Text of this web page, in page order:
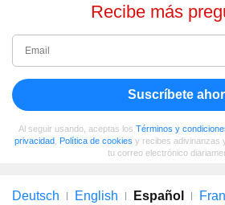
Recibe más
Suscríbete
Al seguir usando, aceptas los Términos y
privacidad, Política de cookies y recibes adivinanzas
tu correo electrónico
Deutsch English Español